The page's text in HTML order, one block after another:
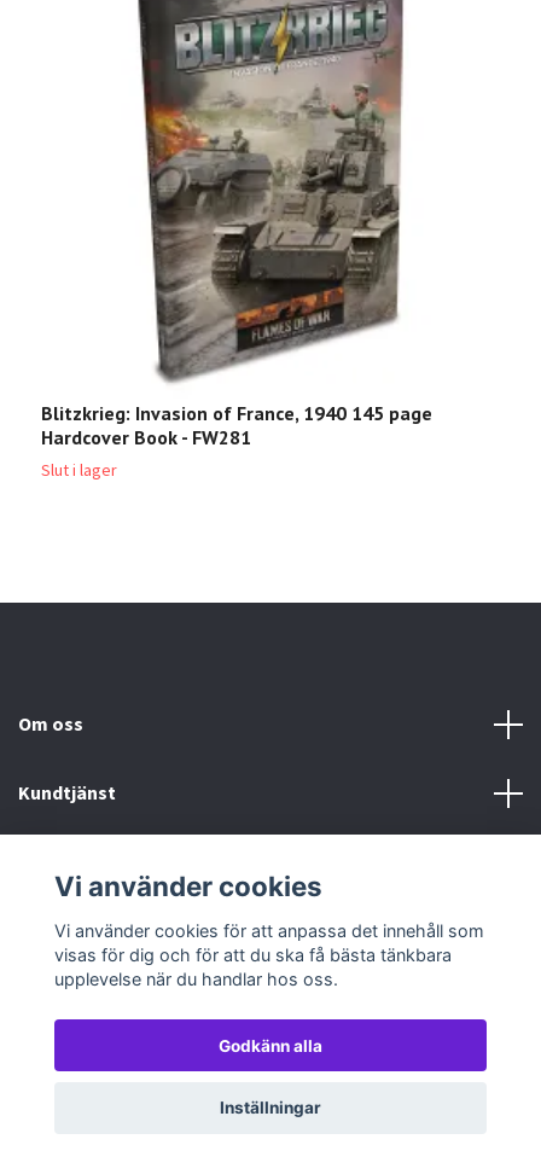
Blitzkrieg: Invasion of France, 1940 145 page
Hardcover Book - FW281
Slut i lager
Om oss
Kundtjänst
Sociala medier
© 2026 TableTopGames
Vi använder cookies
Vi använder cookies för att anpassa det innehåll som
visas för dig och för att du ska få bästa tänkbara
upplevelse när du handlar hos oss.
Godkänn alla
Inställningar